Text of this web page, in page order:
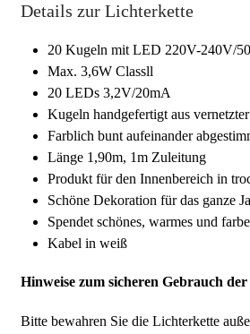
Details zur Lichterkette
20 Kugeln mit LED 220V-240V/
Max. 3,6W Classll
20 LEDs 3,2V/20mA
Kugeln handgefertigt aus
Farblich bunt aufeinander
Länge 1,90m, 1m Zuleitung
Produkt für den Innenbereich in
Schöne Dekoration für das ganze
Spendet schönes, warmes und
Kabel in weiß
Hinweise zum sicheren Gebrauch
Bitte bewahren Sie die Lichterkette